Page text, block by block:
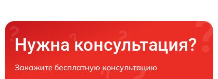
Нужна консультация?
Закажите бесплатную консультацию